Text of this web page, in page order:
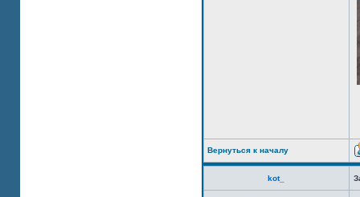
Вернуться к началу
kot_